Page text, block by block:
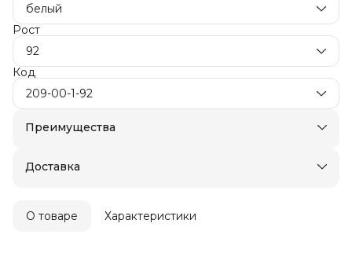
белый
Рост
92
Код
209-00-1-92
Преимущества
Оплата частями в Сплит
Доставка
О товаре Характеристики